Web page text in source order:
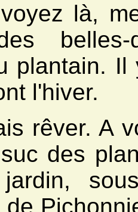
là,
belles-
plantain.
l'hiver.
rêver. A
des
de